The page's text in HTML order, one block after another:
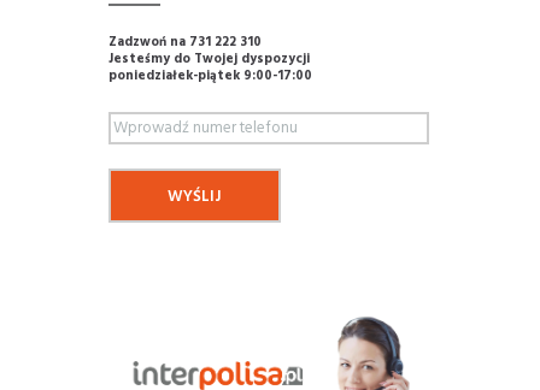
Zadzwoń na 731 222 310
Jesteśmy do Twojej dyspozycji
poniedziałek-piątek 9:00-17:00